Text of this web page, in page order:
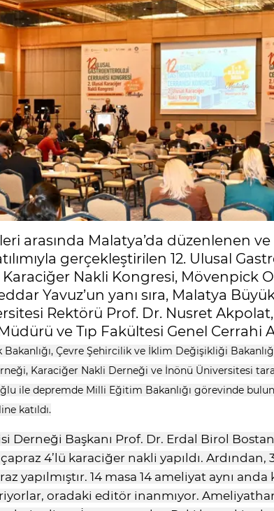
arasında Malatya’da düzenlenen
gerçekleştirilen 12. Ulusal
Nakli Kongresi, Mövenpick
Yavuz’un yanı sıra, Malatya
Rektörü Prof. Dr. Nusret
ve Tıp Fakültesi Genel Cerrahi
Bakanlığı, Çevre Şehircilik ve İklim Değişikliği
Karaciğer Nakli Derneği ve İnönü Üniversitesi
ile depremde Milli Eğitim Bakanlığı görevinde
katıldı.
Derneği Başkanı Prof. Dr. Erdal Birol
4’lü karaciğer nakli yapıldı. Ardından,
yapılmıştır. 14 masa 14 ameliyat aynı
oradaki editör inanmıyor.